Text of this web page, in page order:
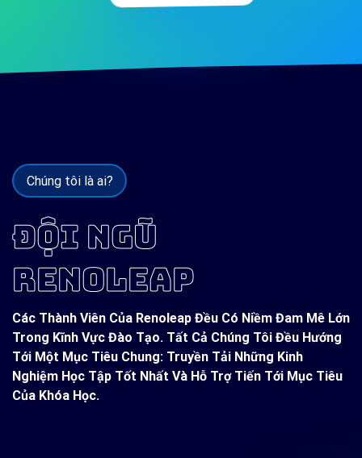
Chúng tôi là ai?
ĐỘI NGŨ
RENOLEAP
Các Thành Viên Của Renoleap Đều Có Niềm Đam Mê Lớn
Trong Kĩnh Vực Đào Tạo. Tất Cả Chúng Tôi Đều Hướng
Tới Một Mục Tiêu Chung: Truyền Tải Những Kinh
Nghiệm Học Tập Tốt Nhất Và Hỗ Trợ Tiến Tới Mục Tiêu
Của Khóa Học.